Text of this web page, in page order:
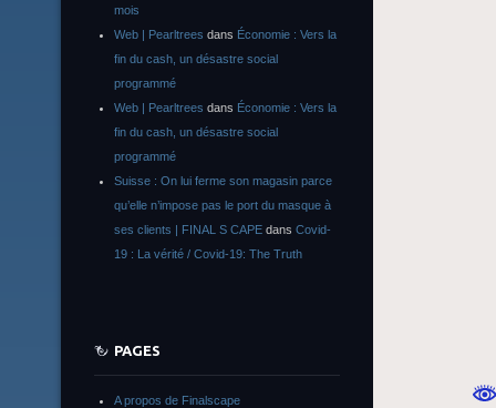
mois
Web | Pearltrees dans Économie : Vers la
fin du cash, un désastre social
programmé
Web | Pearltrees dans Économie : Vers la
fin du cash, un désastre social
programmé
Suisse : On lui ferme son magasin parce
qu’elle n’impose pas le port du masque à
ses clients | FINAL S CAPE dans Covid-
19 : La vérité / Covid-19: The Truth
PAGES
A propos de Finalscape